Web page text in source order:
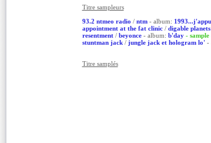
Titre sampleurs
93.2 ntmeo radio / ntm- album:
appointment at the fat clinic/ digable planets
resentment/ beyonce- album: b'day - sample
stuntman jack/ jungle jack et hologram lo'-
Titre samplés